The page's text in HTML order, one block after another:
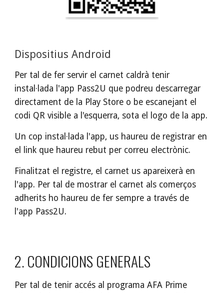
Dispositius Android
Per tal de fer servir el carnet caldrà tenir
instal·lada l'app Pass2U que podreu descarregar
directament de la Play Store o be escanejant el
codi QR visible a l'esquerra, sota el logo de la app.
Un cop instal·lada l'app, us haureu de registrar en
el link que haureu rebut per correu electrònic.
Finalitzat el registre, el carnet us apareixerà en
l'app. Per tal de mostrar el carnet als comerços
adherits ho haureu de fer sempre a través de
l'app Pass2U.
2. CONDICIONS GENERALS
Per tal de tenir accés al programa AFA Prime